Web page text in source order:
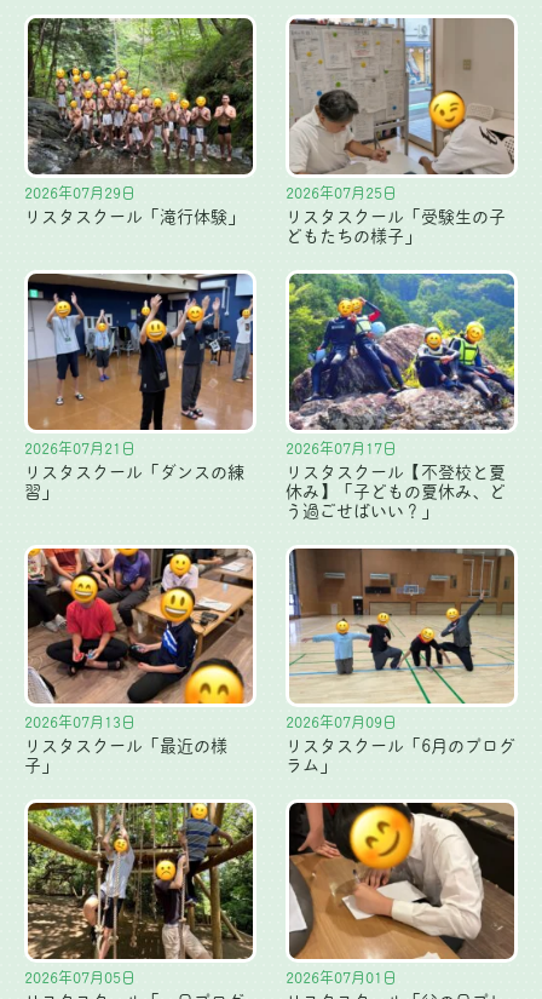
2026年07月29日
リスタスクール「滝行体験」
2026年07月25日
リスタスクール「受験生の子
どもたちの様子」
2026年07月21日
リスタスクール「ダンスの練
習」
2026年07月17日
リスタスクール【不登校と夏
休み】「子どもの夏休み、ど
う過ごせばいい？」
2026年07月13日
リスタスクール「最近の様
子」
2026年07月09日
リスタスクール「6月のプログ
ラム」
2026年07月05日 2026年07月01日